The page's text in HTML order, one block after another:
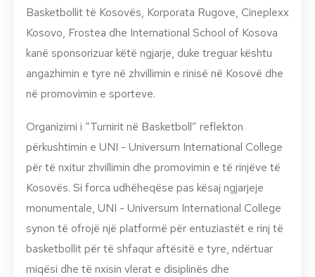
Basketbollit të Kosovës, Korporata Rugove, Cineplexx
Kosovo, Frostea dhe International School of Kosova
kanë sponsorizuar këtë ngjarje, duke treguar kështu
angazhimin e tyre në zhvillimin e rinisë në Kosovë dhe
në promovimin e sporteve.
Organizimi i “Turnirit në Basketboll” reflekton
përkushtimin e UNI - Universum International College
për të nxitur zhvillimin dhe promovimin e të rinjëve të
Kosovës. Si forca udhëheqëse pas kësaj ngjarjeje
monumentale, UNI - Universum International College
synon të ofrojë një platformë për entuziastët e rinj të
basketbollit për të shfaqur aftësitë e tyre, ndërtuar
miqësi dhe të nxisin vlerat e disiplinës dhe